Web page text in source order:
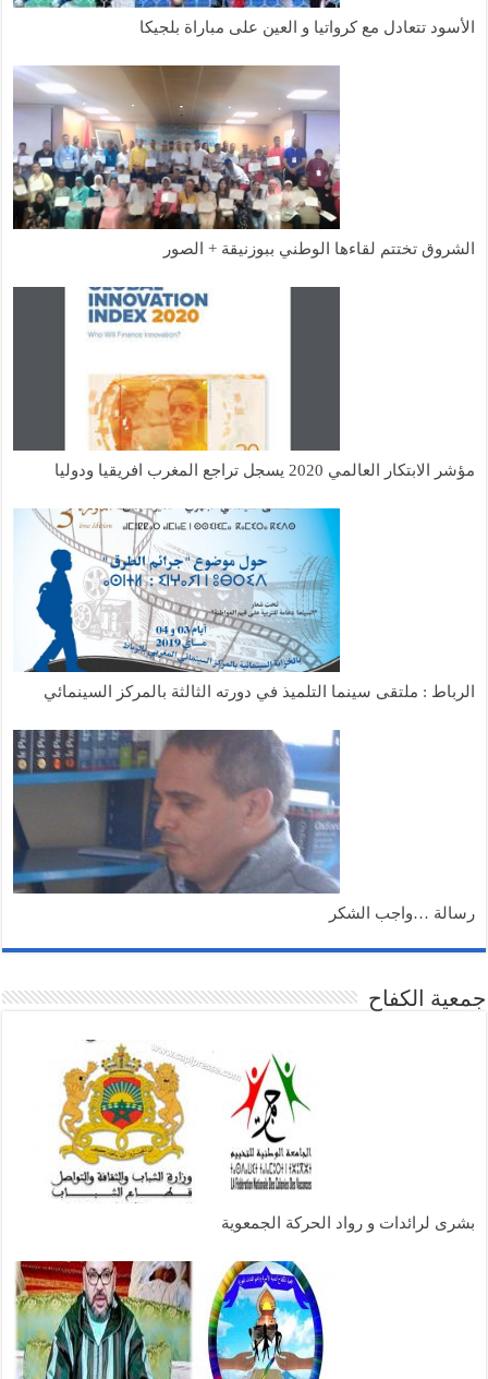
الأسود تتعادل مع كرواتيا و العين على مباراة بلجيكا
الشروق تختتم لقاءها الوطني ببوزنيقة + الصور
مؤشر الابتكار العالمي 2020 يسجل تراجع المغرب افريقيا ودوليا
الرباط : ملتقى سينما التلميذ في دورته الثالثة بالمركز السينمائي
رسالة …واجب الشكر
جمعية الكفاح
بشرى لرائدات و رواد الحركة الجمعوية